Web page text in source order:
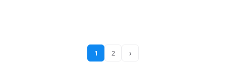
1 2 ›